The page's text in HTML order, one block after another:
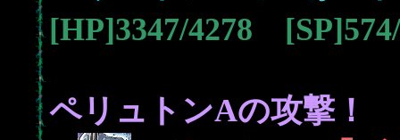
[HP]3347/4278
ペリュトンAの攻撃！